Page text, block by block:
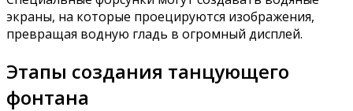
экраны, на которые проецируются изображения,
превращая водную гладь в огромный дисплей.
Этапы создания танцующего
фонтана